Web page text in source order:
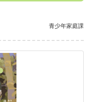
青少年家庭課